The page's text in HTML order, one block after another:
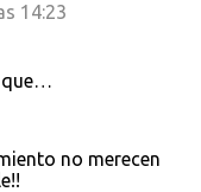
14:23
que…
no merecen